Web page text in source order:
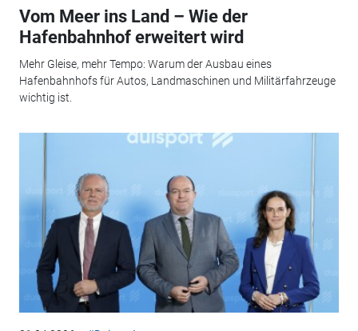
Vom Meer ins Land – Wie der
Hafenbahnhof erweitert wird
Mehr Gleise, mehr Tempo: Warum der Ausbau eines
Hafenbahnhofs für Autos, Landmaschinen und Militärfahrzeuge
wichtig ist.